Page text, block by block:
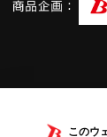
このウ